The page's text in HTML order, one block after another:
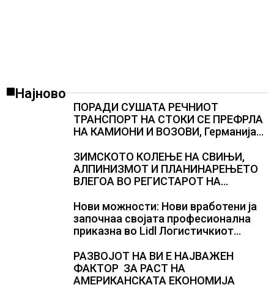
Најново
ПОРАДИ СУШАТА РЕЧНИОТ
ТРАНСПОРТ НА СТОКИ СЕ ПРЕФРЛА
НА КАМИОНИ И ВОЗОВИ, Германија
камионџиите да возат и во недела
ЗИМСКОТО КОЛЕЊЕ НА СВИЊИ,
АЛПИНИЗМОТ И ПЛАНИНАРЕЊЕТО
ВЛЕГОА ВО РЕГИСТАРОТ НА
СЛОВЕНИЈА
Нови можности: Нови вработени ја
започнаа својата професионална
приказна во Lidl Логистичкиот
РАЗВОЈОТ НА ВИ Е НАЈВАЖЕН
ФАКТОР ЗА РАСТ НА
АМЕРИКАНСКАТА ЕКОНОМИЈА